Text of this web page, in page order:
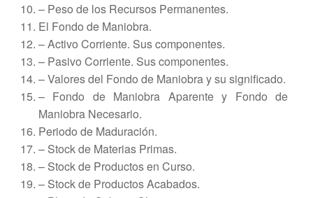
– Peso de los Recursos Permanentes.
El Fondo de Maniobra.
– Activo Corriente. Sus componentes.
– Pasivo Corriente. Sus componentes.
– Valores del Fondo de Maniobra y su significado.
– Fondo de Maniobra Aparente y Fondo de
Maniobra Necesario.
Periodo de Maduración.
– Stock de Materias Primas.
– Stock de Productos en Curso.
– Stock de Productos Acabados.